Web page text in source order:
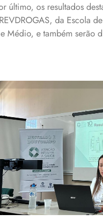
último, os resultados
da Escola
Médio, e também serão
Professora Neiva
relevância de sua
promoção da